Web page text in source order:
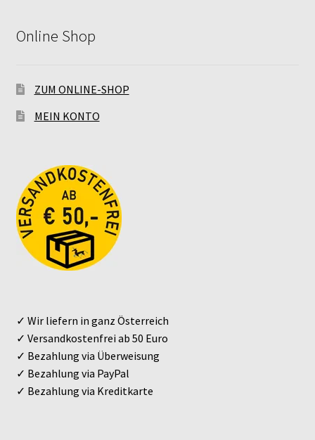
Online Shop
ZUM ONLINE-SHOP
MEIN KONTO
✓ Wir liefern in ganz Österreich
✓ Versandkostenfrei ab 50 Euro
✓ Bezahlung via Überweisung
✓ Bezahlung via PayPal
✓ Bezahlung via Kreditkarte